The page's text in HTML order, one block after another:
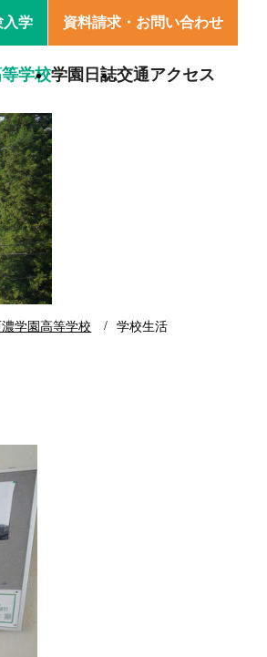
入学 資料請求・ お問い合わせ
学園の方針
卒業生・保護者の声
寄附金募集のお知らせ
卒業生の声
学校
学校生活
交通アクセス
学園日誌交通アクセス
学園高等学校 学校生活